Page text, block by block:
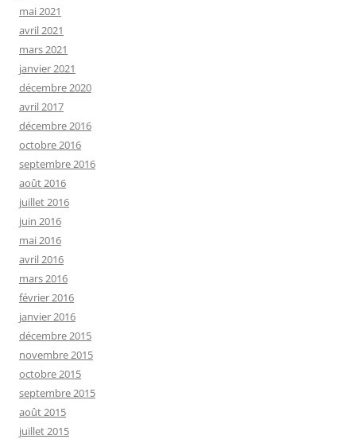
mai 2021
avril 2021
mars 2021
janvier 2021
décembre 2020
avril 2017
décembre 2016
octobre 2016
septembre 2016
août 2016
juillet 2016
juin 2016
mai 2016
avril 2016
mars 2016
février 2016
janvier 2016
décembre 2015
novembre 2015
octobre 2015
septembre 2015
août 2015
juillet 2015